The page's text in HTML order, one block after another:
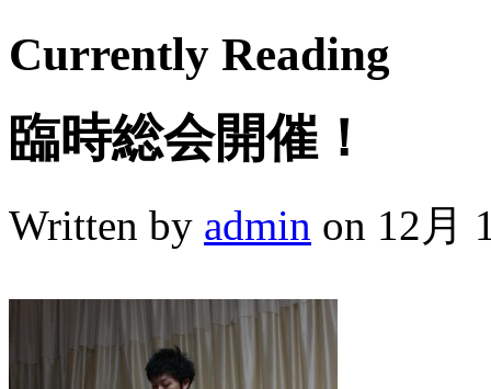
Currently Reading
臨時総会開催！
Written by admin on 12月